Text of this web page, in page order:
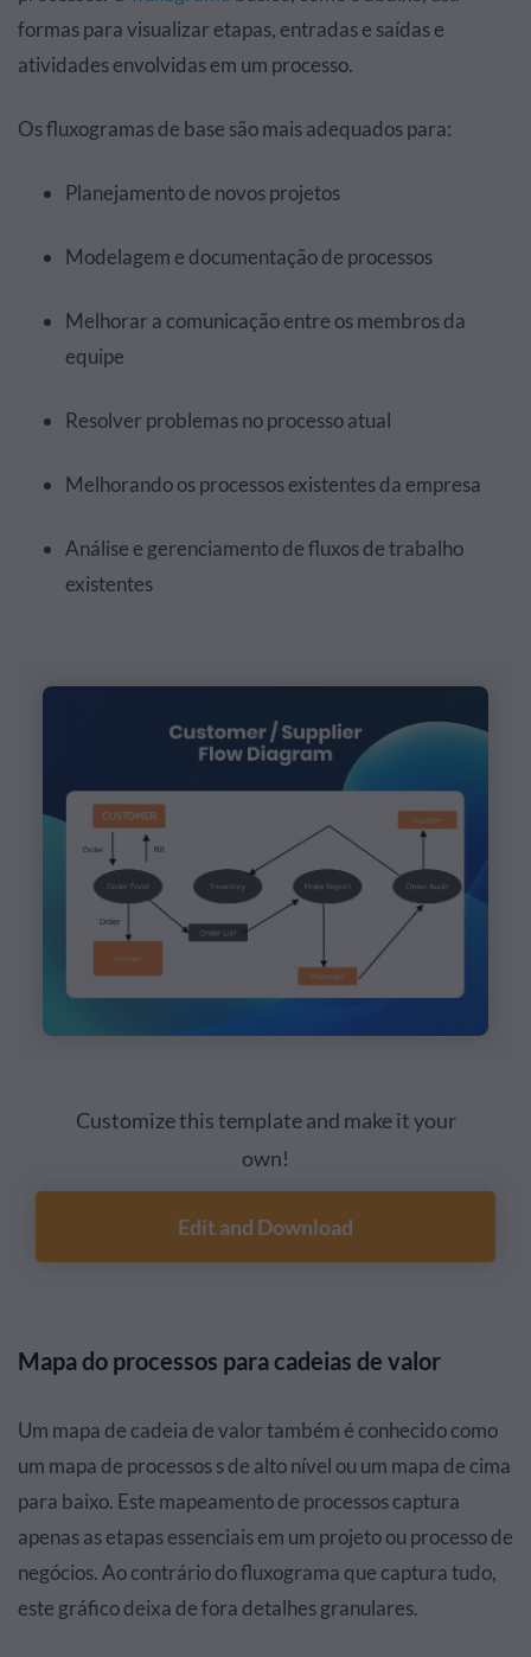
formas para visualizar etapas, entradas e saídas e
atividades envolvidas em um processo.
Os fluxogramas de base são mais adequados para:
Planejamento de novos projetos
Modelagem e documentação de processos
Melhorar a comunicação entre os membros da
equipe
Resolver problemas no processo atual
Melhorando os processos existentes da empresa
Análise e gerenciamento de fluxos de trabalho
existentes
Customize this template and make it your
own!
Edit and Download
Mapa do processos para cadeias de valor
Um mapa de cadeia de valor também é conhecido como
um mapa de processos s de alto nível ou um mapa de cima
para baixo. Este mapeamento de processos captura
apenas as etapas essenciais em um projeto ou processo de
negócios. Ao contrário do fluxograma que captura tudo,
este gráfico deixa de fora detalhes granulares.